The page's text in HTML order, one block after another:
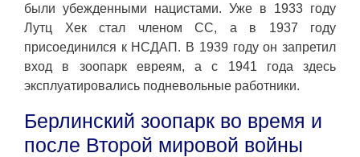
были убежденными нацистами. Уже в 1933 году
Лутц Хек стал членом СС, а в 1937 году
присоединился к НСДАП. В 1939 году он запретил
вход в зоопарк евреям, а с 1941 года здесь
эксплуатировались подневольные работники.
Берлинский зоопарк во время и
после Второй мировой войны